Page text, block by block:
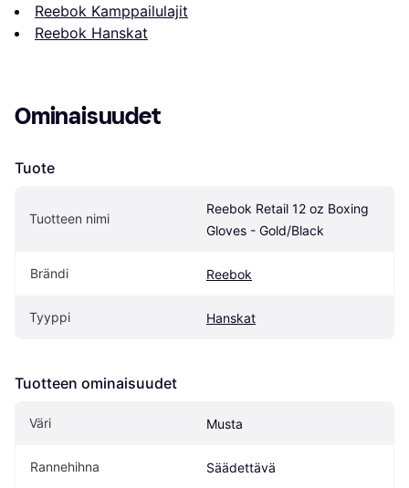
Reebok Kamppailulajit
Reebok Hanskat
Ominaisuudet
Tuote
Tuotteen nimi
Reebok Retail 12 oz Boxing
Gloves - Gold/Black
Brändi Reebok
Tyyppi Hanskat
Tuotteen ominaisuudet
Väri Musta
Rannehihna Säädettävä